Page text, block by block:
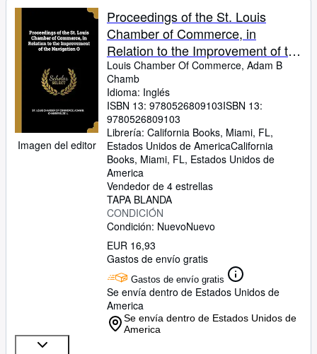
Libros antiguos
Arte y coleccionismo
Comenzar a vender
Ayuda
CERRAR
Imagen del editor
Proceedings of the St. Louis
Chamber of Commerce, in
Relation to the Improvement of the
Navigation O
Louis Chamber Of Commerce, Adam B
Chamb
Idioma: Inglés
ISBN 13: 9780526809103ISBN 13:
9780526809103
Librería: California Books, Miami, FL,
Estados Unidos de AmericaCalifornia
Books, Miami, FL, Estados Unidos de
America
Vendedor de 4 estrellas
TAPA BLANDA
CONDICIÓN
Condición: NuevoNuevo
EUR 16,93
Gastos de envío gratis
Gastos de envío gratis
Se envía dentro de Estados Unidos de
America
Se envía dentro de Estados Unidos de
America